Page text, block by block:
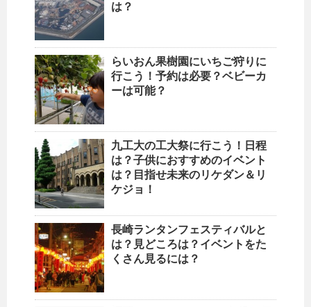
は？
らいおん果樹園にいちご狩りに
行こう！予約は必要？ベビーカ
ーは可能？
九工大の工大祭に行こう！日程
は？子供におすすめのイベント
は？目指せ未来のリケダン＆リ
ケジョ！
長崎ランタンフェスティバルと
は？見どころは？イベントをた
くさん見るには？